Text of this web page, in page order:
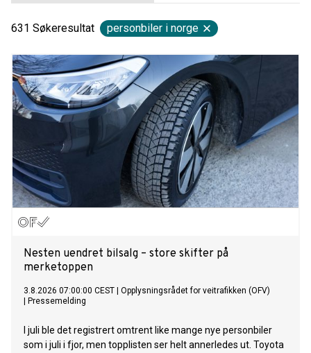
631 Søkeresultat personbiler i norge
Nesten uendret bilsalg – store skifter på
merketoppen
3.8.2026 07:00:00 CEST
Opplysningsrådet for veitrafikken (OFV)
Pressemelding
I juli ble det registrert omtrent like mange nye personbiler
som i juli i fjor, men topplisten ser helt annerledes ut. Toyota